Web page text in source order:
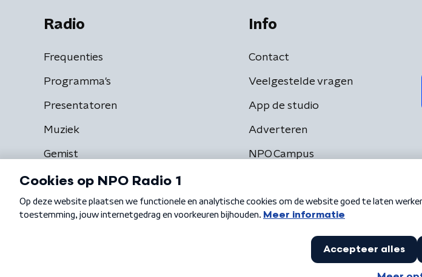
Radio
Frequenties
Programma's
Presentatoren
Muziek
Gemist
Info
Contact
Veelgestelde vragen
App de studio
Adverteren
NPO Campus
Algemene voorwaarden Privacybeleid